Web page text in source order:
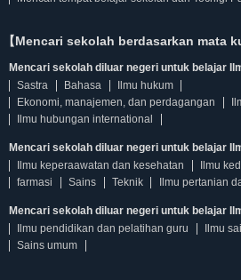
【Mencari sekolah berdasarkan mata
Mencari sekolah diluar negeri untuk belajar
Sastra
Bahasa
Ilmu hukum
Ekonomi, manajemen, dan perdagangan
Ilmu hubungan international
Mencari sekolah diluar negeri untuk belajar
Ilmu keperaawatan dan kesehatan
Ilmu
farmasi
Sains Teknik Ilmu pertanian
Mencari sekolah diluar negeri untuk belajar
Ilmu pendidikan dan pelatihan guru
Ilmu
Sains umum